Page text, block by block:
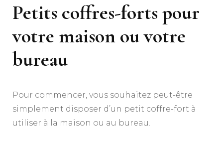
Petits coffres-forts pour
votre maison ou votre
bureau
Pour commencer, vous souhaitez peut-être
simplement disposer d’un petit coffre-fort à
utiliser à la maison ou au bureau.